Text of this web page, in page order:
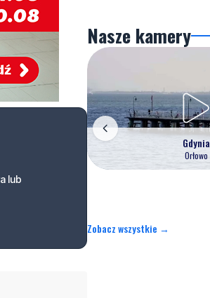
lub
Nasze kamery
Gdynia
Orłowo
Zobacz wszystkie →